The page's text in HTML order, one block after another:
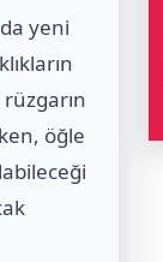
yeni
öğle